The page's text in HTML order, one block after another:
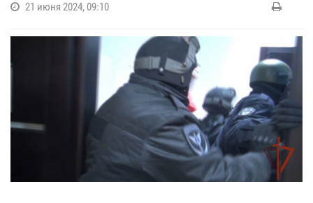
21 июня 2024, 09:10